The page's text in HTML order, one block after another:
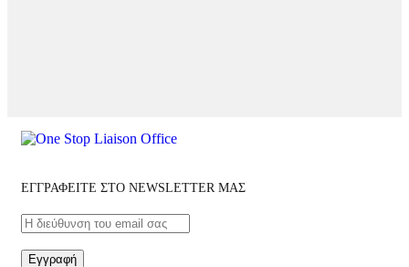
ΕΓΓΡΑΦΕΙΤΕ ΣΤΟ NEWSLETTER ΜΑΣ
Εγγραφή